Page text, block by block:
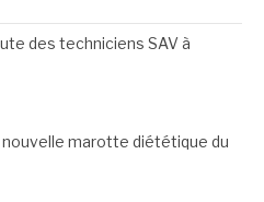
des techniciens SAV à
marotte diététique du